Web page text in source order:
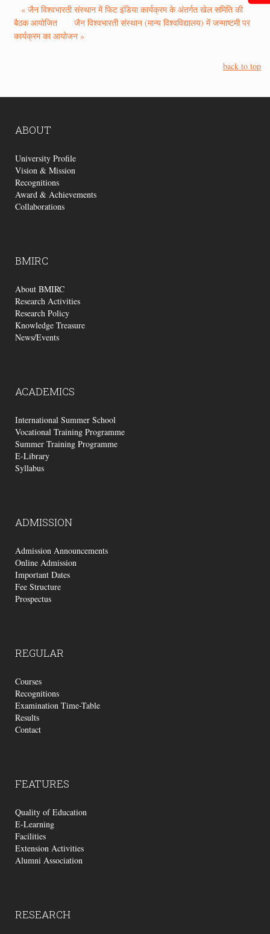
« जैन विश्वभारती संस्थान में फिट इंडिया कार्यक्रम के अंतर्गत खेल समिति की
बैठक आयोजित
जैन विश्वभारती संस्थान (मान्य विश्वविद्यालय) में जन्माष्टमी पर
कार्यक्रम का आयोजन »
back to top
ABOUT
University Profile
Vision & Mission
Recognitions
Award & Achievements
Collaborations
BMIRC
About BMIRC
Research Activities
Research Policy
Knowledge Treasure
News/Events
ACADEMICS
International Summer School
Vocational Training Programme
Summer Training Programme
E-Library
Syllabus
ADMISSION
Admission Announcements
Online Admission
Important Dates
Fee Structure
Prospectus
REGULAR
Courses
Recognitions
Examination Time-Table
Results
Contact
FEATURES
Quality of Education
E-Learning
Facilities
Extension Activities
Alumni Association
RESEARCH